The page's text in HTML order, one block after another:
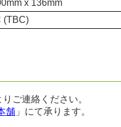
x 136mm
(TBC)
ご連絡ください。
舗 」にて承ります。